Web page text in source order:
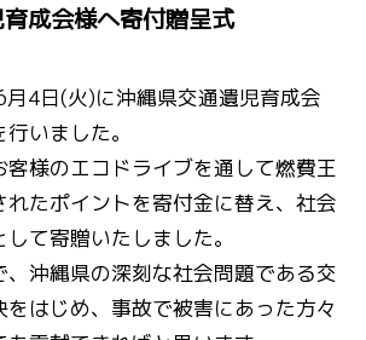
成会様へ寄付贈呈式
4日(火)に沖縄県交通遺児育成会
いました。
様のエコドライブを通して燃費王
れたポイントを寄付金に替え、社会
て寄贈いたしました。
沖縄県の深刻な社会問題である交
はじめ、事故で被害にあった方々